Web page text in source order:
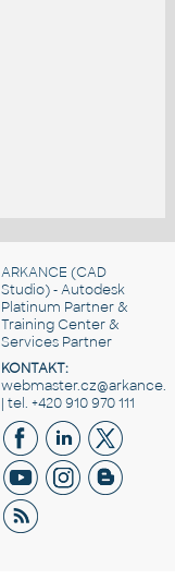
ARKANCE (CAD
Studio) - Autodesk
Platinum Partner &
Training Center &
Services Partner
KONTAKT:
| tel. +420 910 970 111